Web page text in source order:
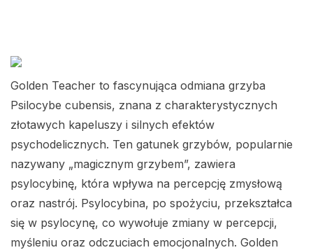
Golden Teacher to fascynująca odmiana grzyba
Psilocybe cubensis, znana z charakterystycznych
złotawych kapeluszy i silnych efektów
psychodelicznych. Ten gatunek grzybów, popularnie
nazywany „magicznym grzybem”, zawiera
psylocybinę, która wpływa na percepcję zmysłową
oraz nastrój. Psylocybina, po spożyciu, przekształca
się w psylocynę, co wywołuje zmiany w percepcji,
myśleniu oraz odczuciach emocjonalnych. Golden